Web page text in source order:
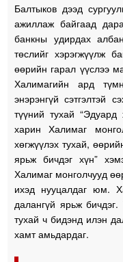
Балтыков дээд
ажиллаж байгаад
банкны удирдах
төслийг хэрэгжүүлж
өөрийн гарал үүслээ
Халимагийн ард
энэрэнгүй сэтгэлтэй
түүний тухай
харин Халимаг
хөгжүүлэх тухай,
ярьж бичдэг хүн”
Халимаг монголчууд
ихэд нууцалдаг юм.
далангүй ярьж
тухай ч бидэнд илэн
хамт амьдардаг.